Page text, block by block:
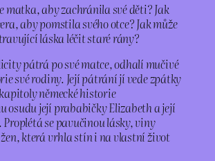
matka, aby zachránila své děti? Jak
aby pomstila svého otce? Jak může
láska léčit staré rány?
pátrá po své matce, odhalí mučivé
své rodiny. Její pátrání jí vede zpátky
německé historie
osudu její prababičky Elizabeth a její
se pavučinou lásky, viny
která vrhla stín i na vlastní život